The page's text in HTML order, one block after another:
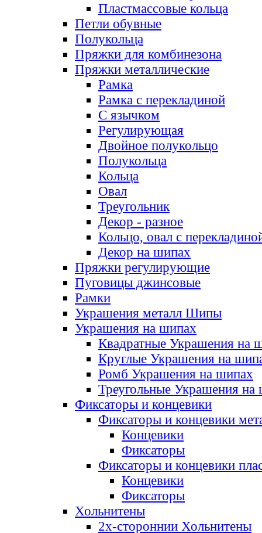
Пластмассовые кольца
Петли обувные
Полукольца
Пряжки для комбинезона
Пряжки металлические
Рамка
Рамка с перекладиной
С язычком
Регулирующая
Двойное полукольцо
Полукольца
Кольца
Овал
Треугольник
Декор - разное
Кольцо, овал с
Декор на шипах
Пряжки регулирующие
Пуговицы джинсовые
Рамки
Украшения металл Шипы
Украшения на шипах
Квадратные Украшения на
Круглые Украшения на
Ромб Украшения на шипах
Треугольные Украшения на
Фиксаторы и концевики
Фиксаторы и концевики
Концевики
Фиксаторы
Фиксаторы и концевики
Концевики
Фиксаторы
Хольнитены
2х-стороннии Хольнитены